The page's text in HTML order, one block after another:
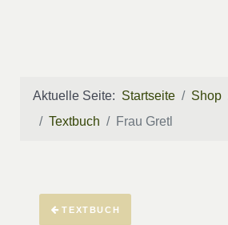
Aktuelle Seite: Startseite Shop
Textbuch
Frau Gretl
TEXTBUCH